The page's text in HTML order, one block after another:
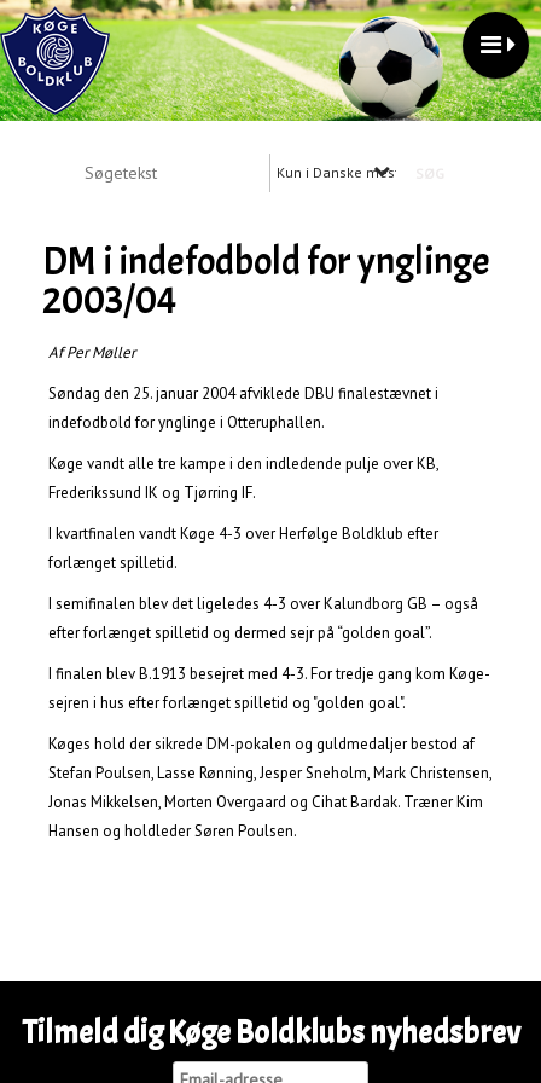
Kun i Danske mesterskaber
DM i indefodbold for ynglinge
2003/04
Af Per Møller
Søndag den 25. januar 2004 afviklede DBU finalestævnet i
indefodbold for ynglinge i Otteruphallen.
Køge vandt alle tre kampe i den indledende pulje over KB,
Frederikssund IK og Tjørring IF.
I kvartfinalen vandt Køge 4-3 over Herfølge Boldklub efter
forlænget spilletid.
I semifinalen blev det ligeledes 4-3 over Kalundborg GB – også
efter forlænget spilletid og dermed sejr på “golden goal”.
I finalen blev B.1913 besejret med 4-3. For tredje gang kom Køge-
sejren i hus efter forlænget spilletid og "golden goal".
Køges hold der sikrede DM-pokalen og guldmedaljer bestod af
Stefan Poulsen, Lasse Rønning, Jesper Sneholm, Mark Christensen,
Jonas Mikkelsen, Morten Overgaard og Cihat Bardak. Træner Kim
Hansen og holdleder Søren Poulsen.
Tilmeld dig Køge Boldklubs nyhedsbrev